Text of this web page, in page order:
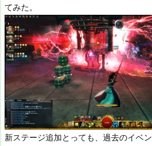
てみた。
新ステージ追加とっても、過去のイベ